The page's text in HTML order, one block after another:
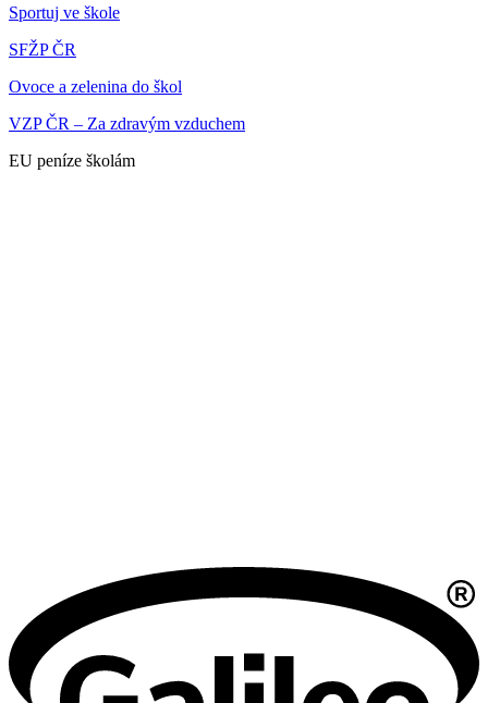
Sportuj ve škole
SFŽP ČR
Ovoce a zelenina do škol
VZP ČR – Za zdravým vzduchem
EU peníze školám